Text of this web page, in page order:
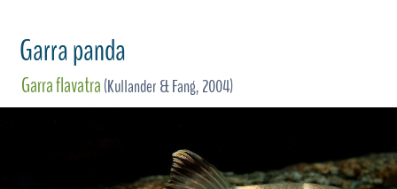
Garra panda
Garra flavatra(Kullander & Fang, 2004)